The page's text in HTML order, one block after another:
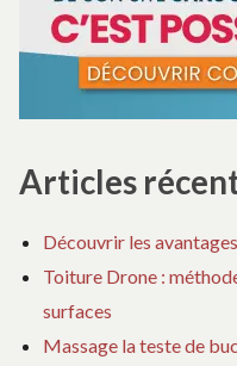
Articles
Découvrir les
Toiture Drone :
surfaces
Massage la teste de